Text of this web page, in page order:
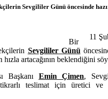
Sevgililer Günü öncesinde
11
Bir
Sevgililer Günü
artacağının beklendiğini
Başkanı Emin Çimen,
teslimat için üretici ve